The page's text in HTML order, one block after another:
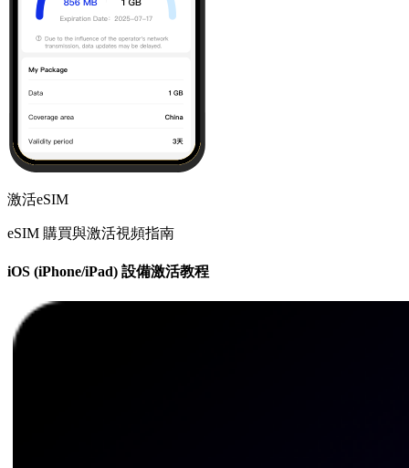
激活eSIM
eSIM 購買與激活視頻指南
iOS (iPhone/iPad) 設備激活教程